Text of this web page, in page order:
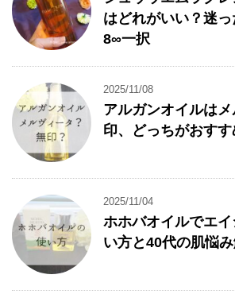
はどれがいい？迷
8∞一択
2025/11/08
アルガンオイルは
印、どっちがおすす
2025/11/04
ホホバオイルでエ
い方と40代の肌悩